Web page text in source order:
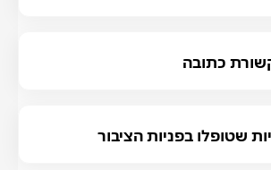
כתובה
שטופלו בפניות הציבור